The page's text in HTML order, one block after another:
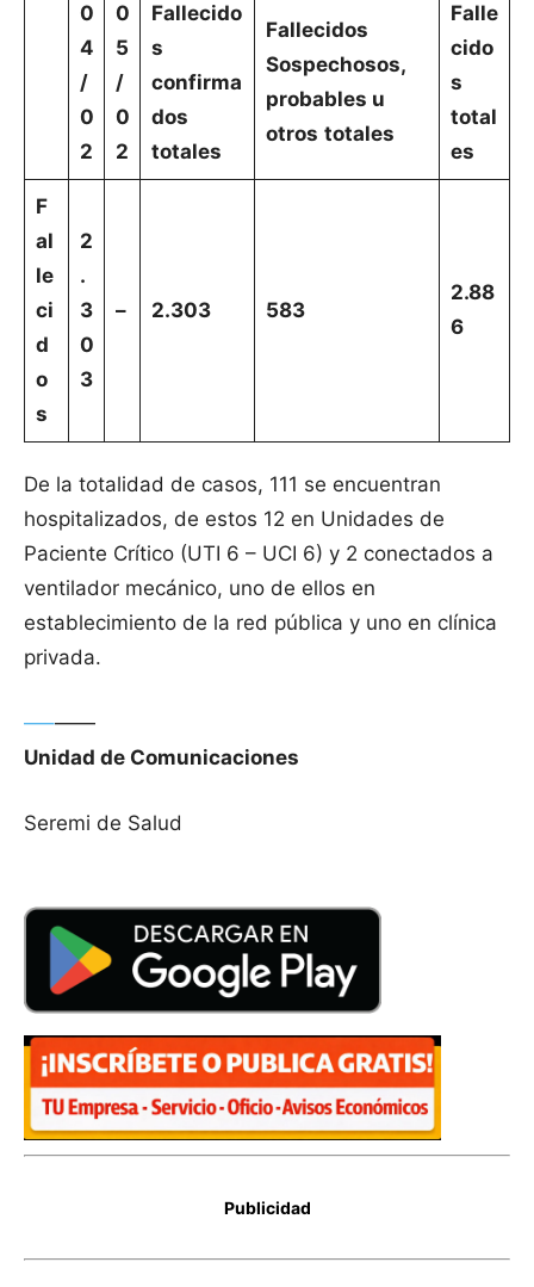
0
4
/
0
2
0
5
/
0
2
Fallecido
s
confirma
dos
totales
Fallecidos
Sospechosos,
probables u
otros totales
Falle
cido
s
total
es
F
al
le
ci
d
o
s
2
.
3
0
3
– 2.303 583
2.88
6
De la totalidad de casos, 111 se encuentran
hospitalizados, de estos 12 en Unidades de
Paciente Crítico (UTI 6 – UCI 6) y 2 conectados a
ventilador mecánico, uno de ellos en
establecimiento de la red pública y uno en clínica
privada.
—–——
Unidad de Comunicaciones
Seremi de Salud
Publicidad